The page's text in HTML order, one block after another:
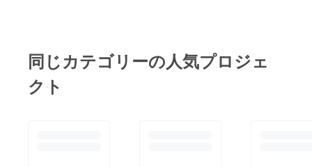
対応でヤンヤしており
ますが、レッスンも通
こんなに面白いん
同じカテゴリーの人気プロジェ
クト